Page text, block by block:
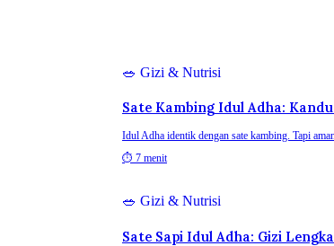
🥗 Gizi & Nutrisi
Sate Kambing Idul Adha:
Idul Adha identik dengan sate kambing. Tapi
⏱ 7 menit
🥗 Gizi & Nutrisi
Sate Sapi Idul Adha: Gizi